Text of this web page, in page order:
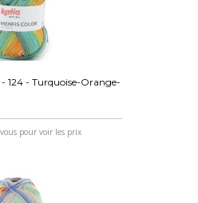
124 - Turquoise-Orange-
pour voir les prix